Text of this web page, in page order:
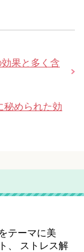
果と多く含
秘められた効
テーマに美
、 ストレス解